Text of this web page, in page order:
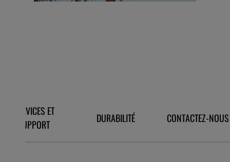
SERVICES ET
SUPPORT
DURABILITÉ CONTACTEZ-NOUS